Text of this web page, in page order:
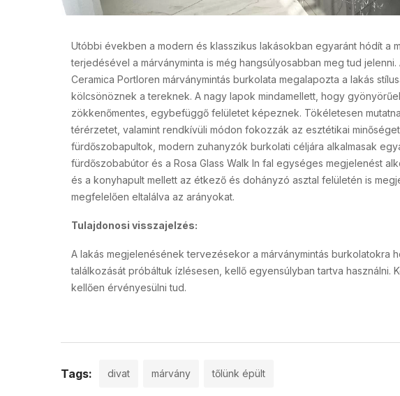
Utóbbi években a modern és klasszikus lakásokban egyaránt hódít a
terjedésével a márványminta is még hangsúlyosabban meg tud
Ceramica Portloren márványmintás burkolata megalapozta a lakás
kölcsönöznek a tereknek. A nagy lapok mindamellett, hogy
zökkenőmentes, egybefüggő felületet képeznek. Tökéletesen
térérzetet, valamint rendkívüli módon fokozzák az esztétikai
fürdőszobapultok, modern zuhanyzók burkolati céljára alkalmasak
fürdőszobabútor és a Rosa Glass Walk In fal egységes megjelenést
és a konyhapult mellett az étkező és dohányzó asztal felületén is
megfelelően eltalálva az arányokat.
Tulajdonosi visszajelzés:
A lakás megjelenésének tervezésekor a márványmintás burkolatokra
találkozását próbáltuk ízlésesen, kellő egyensúlyban tartva használni.
kellően érvényesülni tud.
Tags: divat márvány tőlünk épült